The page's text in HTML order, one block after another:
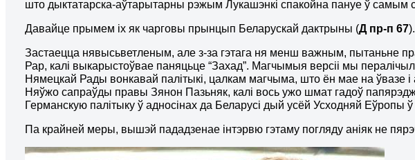
што дыктатарска-аўтарытарны рэжым Лукашэнкі спакойна пануе ў самым
Давайце прымем іх як чарговы прынцып Беларускай дактрыны (Д пр-п 67).
Застаецца нявысьветленым, але з-за гэтага ня менш важным, пытаньне
Рар, калі выкарыстоўвае паняцьце “Захад”. Магчымыя версіі мы
Нямецкай Рады вонкавай палітыкі, цалкам магчыма, што ён мае на ўвазе і
Няўжо сапраўды правы Зянон Пазьняк, калі вось ужо шмат гадоў
Германскую палітыку ў адносінах да Беларусі дый усёй Усходняй Еўропы
Па крайней меры, вышэй пададзенае інтэрвю гэтаму погляду аніяк не